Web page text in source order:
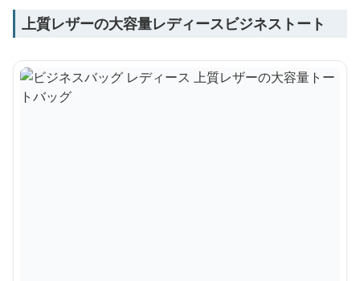
上質レザーの大容量レディースビジネストート